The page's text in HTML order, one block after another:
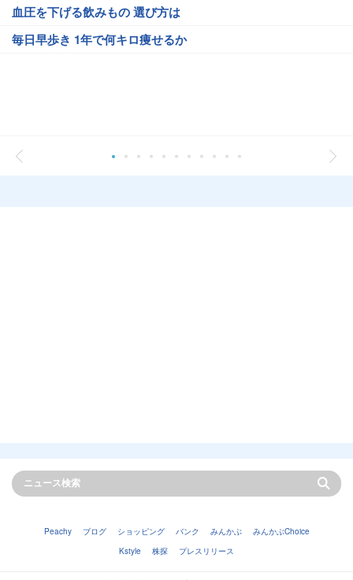
血圧を下げる飲みもの 選び方は
毎日早歩き 1年で何キロ痩せるか
Peachy ブログ ショッピング バンク みんかぶ
みんかぶChoice
Kstyle
株探 プレスリリース